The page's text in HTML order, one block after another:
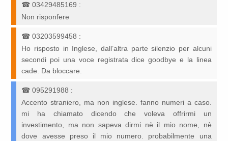
☎03429485169 :
Non risponfere
☎03203599458 :
Ho risposto in Inglese, dall’altra parte silenzio per alcuni
secondi poi una voce registrata dice goodbye e la linea
cade. Da bloccare.
☎095291988 :
Accento straniero, ma non inglese. fanno numeri a caso.
mi ha chiamato dicendo che voleva offrirmi un
investimento, ma non sapeva dirmi nè il mio nome, nè
dove avesse preso il mio numero. probabilmente una